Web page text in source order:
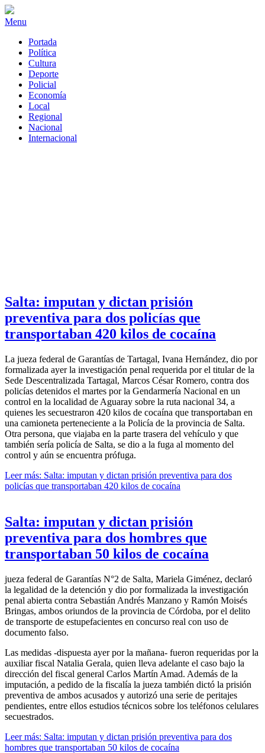
Menu
Portada
Política
Cultura
Deporte
Policial
Economía
Local
Regional
Nacional
Internacional
Salta: imputan y dictan prisión
preventiva para dos policías que
transportaban 420 kilos de cocaína
La jueza federal de Garantías de Tartagal, Ivana Hernández, dio por
formalizada ayer la investigación penal requerida por el titular de la
Sede Descentralizada Tartagal, Marcos César Romero, contra dos
policías detenidos el martes por la Gendarmería Nacional en un
control en la localidad de Aguaray sobre la ruta nacional 34, a
quienes les secuestraron 420 kilos de cocaína que transportaban en
una camioneta perteneciente a la Policía de la provincia de Salta.
Otra persona, que viajaba en la parte trasera del vehículo y que
también sería policía de Salta, se dio a la fuga al momento del
control y aún se encuentra prófuga.
Leer más: Salta: imputan y dictan prisión preventiva para dos
policías que transportaban 420 kilos de cocaína
Salta: imputan y dictan prisión
preventiva para dos hombres que
transportaban 50 kilos de cocaína
jueza federal de Garantías N°2 de Salta, Mariela Giménez, declaró
la legalidad de la detención y dio por formalizada la investigación
penal abierta contra Sebastián Andrés Manzano y Ramón Moisés
Bringas, ambos oriundos de la provincia de Córdoba, por el delito
de transporte de estupefacientes en concurso real con uso de
documento falso.
Las medidas -dispuesta ayer por la mañana- fueron requeridas por la
auxiliar fiscal Natalia Gerala, quien lleva adelante el caso bajo la
dirección del fiscal general Carlos Martín Amad. Además de la
imputación, a pedido de la fiscalía la jueza también dictó la prisión
preventiva de ambos acusados y autorizó una serie de peritajes
pendientes, entre ellos estudios técnicos sobre los teléfonos celulares
secuestrados.
Leer más: Salta: imputan y dictan prisión preventiva para dos
hombres que transportaban 50 kilos de cocaína